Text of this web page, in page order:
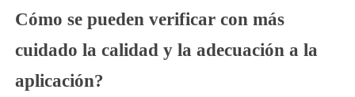
Cómo se pueden verificar con más
cuidado la calidad y la adecuación a la
aplicación?